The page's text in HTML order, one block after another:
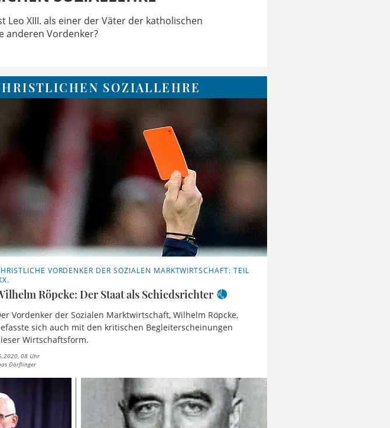
Leo XIII. als einer der Väter der katholischen
anderen Vordenker?
SOZIALLEHRE
VORDENKER DER SOZIALEN MARKTWIRTSCHAFT: TEIL
Röpcke: Der Staat als Schiedsrichter
Vordenker der Sozialen Marktwirtschaft, Wilhelm Röpcke,
sich auch mit den kritischen Begleiterscheinungen
Wirtschaftsform.
08 Uhr
Dörflinger